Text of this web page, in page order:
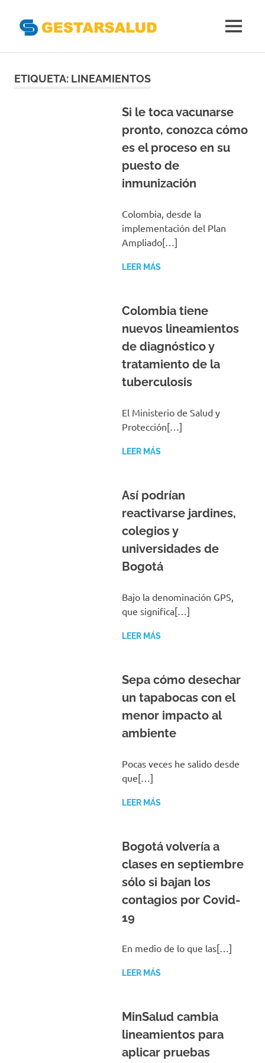
Gestoras
MENÚ
ETIQUETA: LINEAMIENTOS
Si le toca vacunarse
pronto, conozca cómo
es el proceso en su
puesto de
inmunización
Colombia, desde la
implementación del Plan
Ampliado[…]
LEER MÁS
Colombia tiene
nuevos lineamientos
de diagnóstico y
tratamiento de la
tuberculosis
El Ministerio de Salud y
Protección[…]
LEER MÁS
Así podrían
reactivarse jardines,
colegios y
universidades de
Bogotá
Bajo la denominación GPS,
que significa[…]
LEER MÁS
Sepa cómo desechar
un tapabocas con el
menor impacto al
ambiente
Pocas veces he salido desde
que[…]
LEER MÁS
Bogotá volvería a
clases en septiembre
sólo si bajan los
contagios por Covid-
19
En medio de lo que las[…]
LEER MÁS
MinSalud cambia
lineamientos para
aplicar pruebas